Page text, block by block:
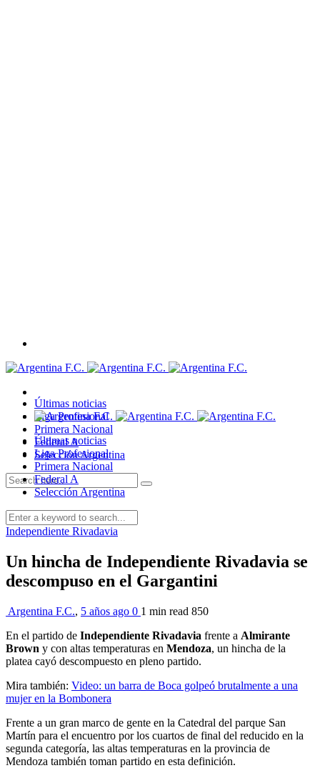
Últimas noticias
Liga Profesional
Primera Nacional
Federal A
Selección Argentina
Últimas noticias
Liga Profesional
Primera Nacional
Federal A
Selección Argentina
Independiente Rivadavia
Un hincha de Independiente Rivadavia se
descompuso en el Gargantini
Argentina F.C., 5 años ago 0 1 min read 850
En el partido de Independiente Rivadavia frente a Almirante
Brown y con altas temperaturas en Mendoza, un hincha de la
platea cayó descompuesto en pleno partido.
Mira también: Video: un barra de Boca golpeó brutalmente a una
mujer en la Bombonera
Frente a un gran marco de gente en la Catedral del parque San
Martín para el encuentro por los cuartos de final del reducido en la
segunda categoría, las altas temperaturas en la provincia de
Mendoza también toman partido en esta definición.